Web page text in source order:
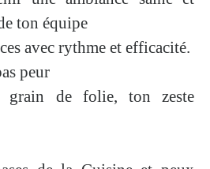
ton équipe
avec rythme et efficacité.
peur
grain de folie, ton zeste